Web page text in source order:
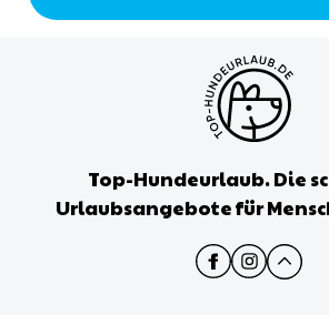
Top-Hundeurlaub. Die
Urlaubsangebote für